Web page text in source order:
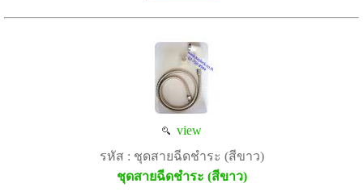
view
รหัส : ชุดสายฉีดชำระ (สีขาว)
ชุดสายฉีดชำระ (สีขาว)